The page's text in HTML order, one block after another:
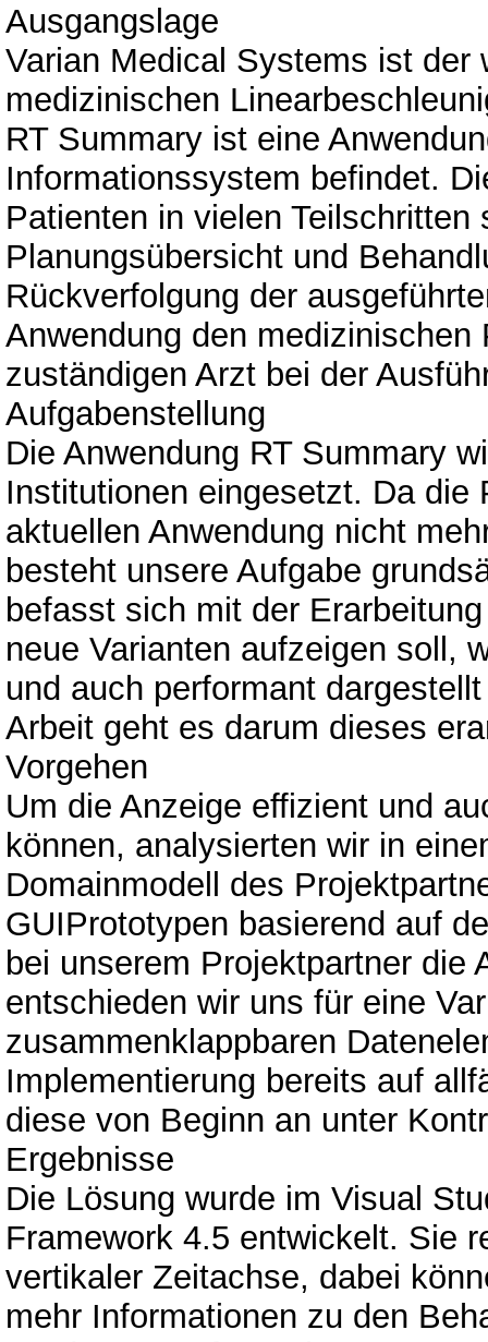
Ausgangslage
Varian Medical Systems ist der
medizinischen
RT Summary ist eine
Informationssystem befindet.
Patienten in vielen
Planungsübersicht und
Rückverfolgung der
Anwendung den
zuständigen Arzt bei der
Aufgabenstellung
Die Anwendung RT Summary
Institutionen eingesetzt. Da die
aktuellen Anwendung nicht
besteht unsere Aufgabe
befasst sich mit der
neue Varianten aufzeigen soll,
und auch performant
Arbeit geht es darum dieses
Vorgehen
Um die Anzeige effizient und
können, analysierten wir in
Domainmodell des
GUIPrototypen basierend auf
bei unserem Projektpartner die
entschieden wir uns für eine
zusammenklappbaren
Implementierung bereits auf
diese von Beginn an unter
Ergebnisse
Die Lösung wurde im Visual
Framework 4.5 entwickelt. Sie
vertikaler Zeitachse, dabei
mehr Informationen zu den